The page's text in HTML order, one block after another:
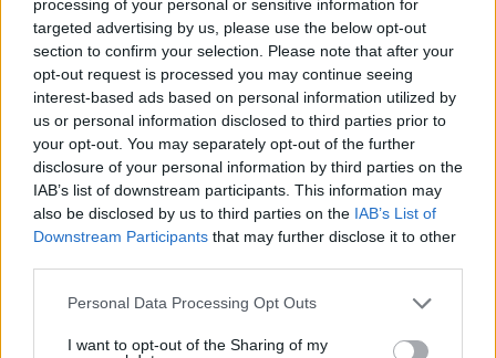
processing of your personal or sensitive information for
targeted advertising by us, please use the below opt-out
section to confirm your selection. Please note that after your
opt-out request is processed you may continue seeing
interest-based ads based on personal information utilized by
us or personal information disclosed to third parties prior to
your opt-out. You may separately opt-out of the further
disclosure of your personal information by third parties on the
IAB’s list of downstream participants. This information may
also be disclosed by us to third parties on the IAB’s List of
Downstream Participants that may further disclose it to other
Please note that this website/app uses one or more Google
not limited to your visit or usage behaviour. You may click to
Personal Data Processing Opt Outs
I want to opt-out of the Sharing of my
06.08.2026, 10:52